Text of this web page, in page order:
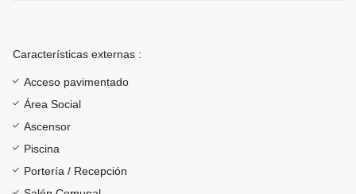
Características externas :
Acceso pavimentado
Área Social
Ascensor
Piscina
Portería / Recepción